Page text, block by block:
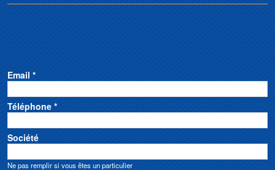
Email *
Téléphone *
Société
Ne pas remplir si vous êtes un particulier